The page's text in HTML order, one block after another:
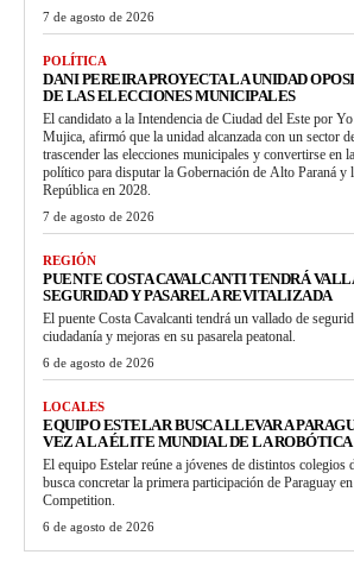
7 de agosto de 2026
POLÍTICA
DANI PEREIRA PROYECTA LA UNIDAD
DE LAS ELECCIONES MUNICIPALES
El candidato a la Intendencia de Ciudad del Este por
Mujica, afirmó que la unidad alcanzada con un sector
trascender las elecciones municipales y convertirse en
político para disputar la Gobernación de Alto Paraná y
República en 2028.
7 de agosto de 2026
REGIÓN
PUENTE COSTA CAVALCANTI TENDRÁ
SEGURIDAD Y PASARELA REVITALIZADA
El puente Costa Cavalcanti tendrá un vallado de
ciudadanía y mejoras en su pasarela peatonal.
6 de agosto de 2026
LOCALES
EQUIPO ESTELAR BUSCA LLEVAR A
VEZ A LA ÉLITE MUNDIAL DE LA ROBÓTICA
El equipo Estelar reúne a jóvenes de distintos colegios
busca concretar la primera participación de Paraguay
Competition.
6 de agosto de 2026